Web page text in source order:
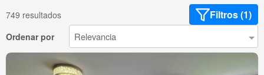
749 resultados Filtros (1)
Ordenar por